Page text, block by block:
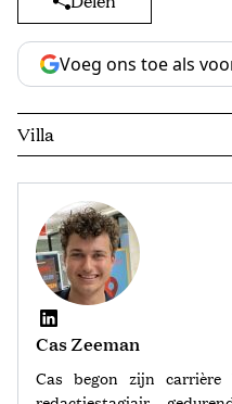
Voeg ons toe als
Villa
Cas Zeeman
Cas begon zijn